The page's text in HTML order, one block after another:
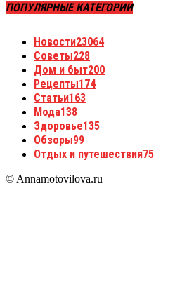
ПОПУЛЯРНЫЕ КАТЕГОРИИ
Новости23064
Советы228
Дом и быт200
Рецепты174
Статьи163
Мода138
Здоровье135
Обзоры99
Отдых и путешествия75
© Annamotovilova.ru